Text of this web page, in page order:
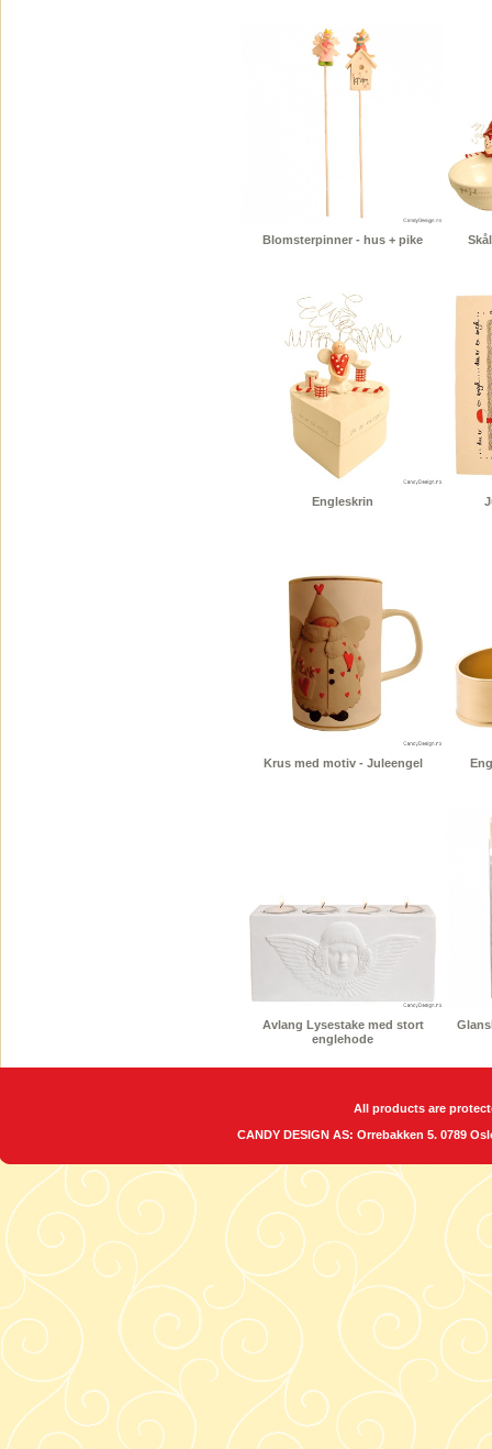
Blomsterpinner - hus + pike
Engleskrin
Krus med motiv - Juleengel
Avlang Lysestake med stort
englehode
All products are
CANDY DESIGN AS: Orrebakken 5. 0789